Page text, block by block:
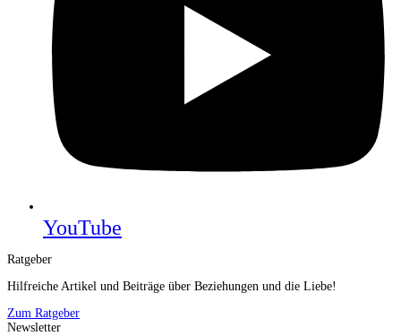
YouTube
Ratgeber
Hilfreiche Artikel und Beiträge über Beziehungen und die Liebe!
Zum Ratgeber
Newsletter